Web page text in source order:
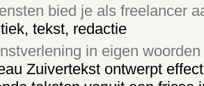
bied je als freelancer
tekst, redactie
in eigen woorden
Zuivertekst ontwerpt